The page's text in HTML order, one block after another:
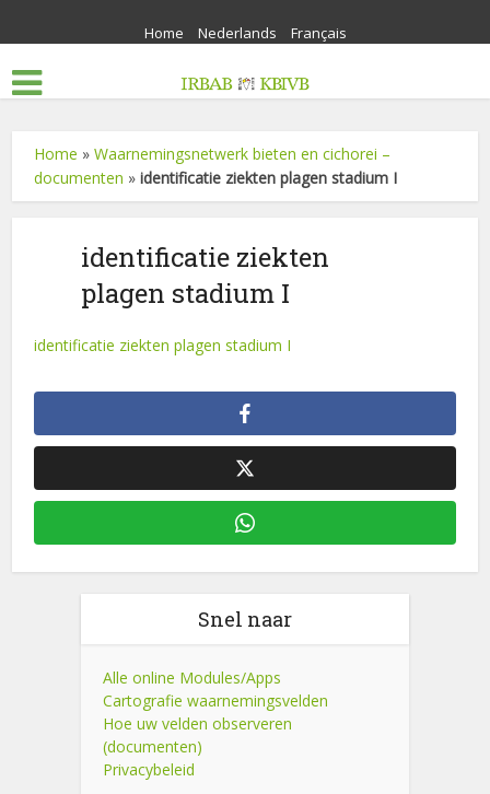
Home Nederlands Français
Home »Waarnemingsnetwerk bieten en cichorei –
documenten »identificatie ziekten plagen stadium I
identificatie ziekten
plagen stadium I
identificatie ziekten plagen stadium I
Snel naar
Alle online Modules/Apps
Cartografie waarnemingsvelden
Hoe uw velden observeren
(documenten)
Privacybeleid